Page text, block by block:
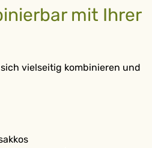
mit Ihrer
vielseitig kombinieren und